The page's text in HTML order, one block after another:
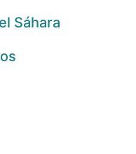
Sáhara